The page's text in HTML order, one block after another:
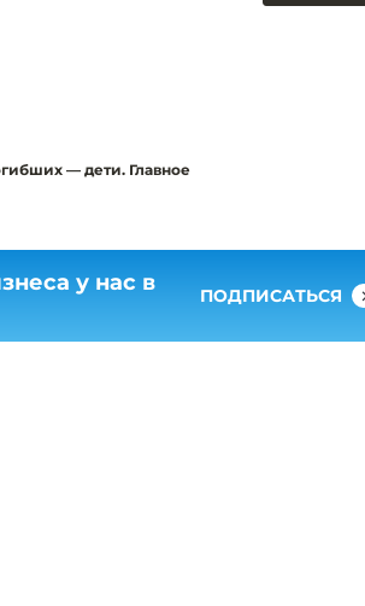
— дети. Главное
у нас в
ПОДПИСАТЬСЯ